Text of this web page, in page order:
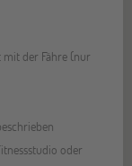
der Fähre (nur
oder